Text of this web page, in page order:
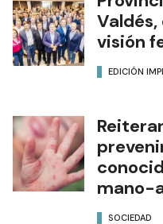
visión
EDICIÓN
mano-
SOCIEDAD